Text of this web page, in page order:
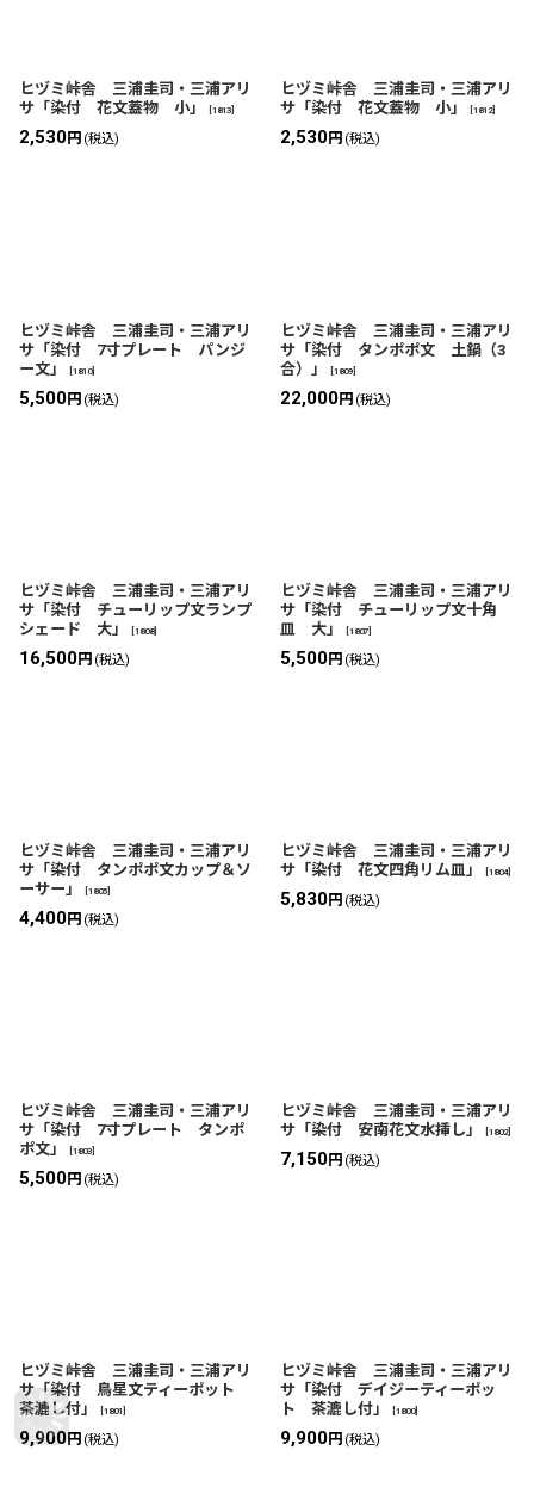
ヒヅミ峠舎 三浦圭司・三浦アリ
サ「染付 花文蓋物 小」
1813
2,530円 (税込)
ヒヅミ峠舎 三浦圭司・三浦アリ
サ「染付 花文蓋物 小」
1812]
2,530円 (税込)
ヒヅミ峠舎 三浦圭司・三浦アリ
サ「染付 7寸プレート パンジ
ー文」
[1810]
5,500円 (税込)
ヒヅミ峠舎 三浦圭司・三浦アリ
サ「染付 タンポポ文 土鍋（3
合）」
[1809]
22,000円 (税込)
ヒヅミ峠舎 三浦圭司・三浦アリ
サ「染付 チューリップ文ランプ
シェード 大」
1808]
16,500円 (税込)
ヒヅミ峠舎 三浦圭司・三浦アリ
サ「染付 チューリップ文十角
皿 大」
1807
5,500円 (税込)
ヒヅミ峠舎 三浦圭司・三浦アリ
サ「染付 タンポポ文カップ＆ソ
ーサー」
1805
4,400円 (税込)
ヒヅミ峠舎 三浦圭司・三浦アリ
サ「染付 花文四角リム皿」
1804]
5,830円 (税込)
ヒヅミ峠舎 三浦圭司・三浦アリ
サ「染付 7寸プレート タンポ
ポ文」
1803
5,500円 (税込)
ヒヅミ峠舎 三浦圭司・三浦アリ
サ「染付 安南花文水挿し」
1802]
7,150円 (税込)
ヒヅミ峠舎 三浦圭司・三浦アリ
サ「染付 鳥星文ティーポット
茶漉し付」
1801
9,900円 (税込)
ヒヅミ峠舎 三浦圭司・三浦アリ
サ「染付 デイジーティーポッ
ト 茶漉し付」
1800]
9,900円 (税込)